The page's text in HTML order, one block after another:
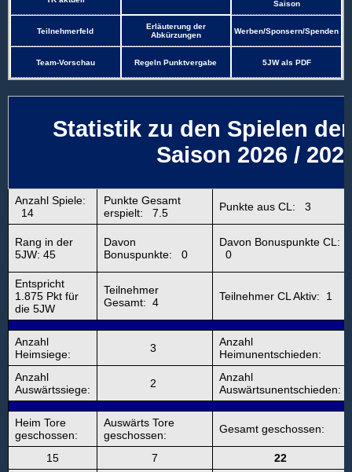
Saison
Teilnehmerfeld
Erläuterung der
Abkürzungen
Werben/Sponsern/Spenden
Team-Vorschau Regeln Punktvergabe 5JW als PDF
Statistik zu den Spielen
Saison 2026 /
Anzahl Spiele:
14
Punkte Gesamt
erspielt: 7.5
Punkte aus CL: 3
Rang in der
5JW: 45
Davon
Bonuspunkte: 0
Davon Bonuspunkte CL:
0
Entspricht
1.875 Pkt für
die 5JW
Teilnehmer
Gesamt: 4
Teilnehmer CL Aktiv: 1
Anzahl
Heimsiege:
3
Anzahl
Heimunentschieden:
Anzahl
Auswärtssiege:
2
Anzahl
Auswärtsunentschieden:
Heim Tore
geschossen:
Auswärts Tore
geschossen:
Gesamt geschossen:
15 7
22